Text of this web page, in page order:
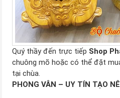
Quý thầy đến trực tiếp Shop
chuông mõ hoặc có thể đặt
tại chùa.
PHONG VÂN – UY TÍN TẠO